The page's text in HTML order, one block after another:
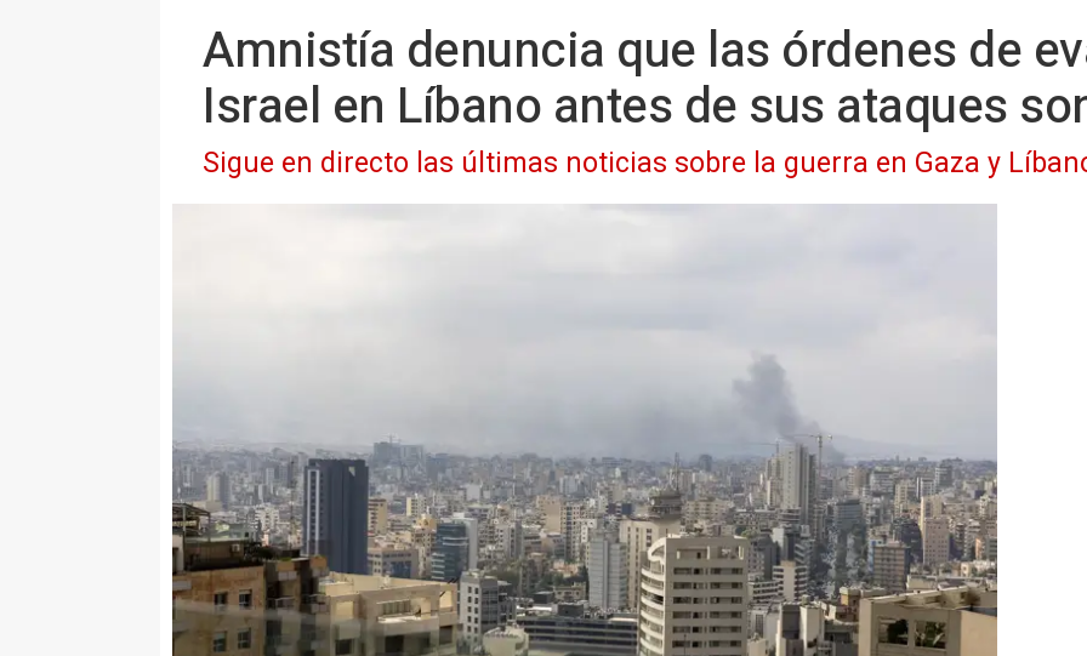
Amnistía denuncia que las órdenes de
Israel en Líbano antes de sus ataques
Sigue en directo las últimas noticias sobre la guerra en Gaza y